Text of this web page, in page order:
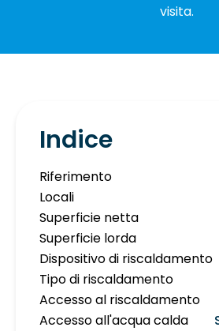
visita.
Indice
Riferimento
Locali
Superficie netta
Superficie lorda
Dispositivo di riscaldamento
Tipo di riscaldamento
Accesso al riscaldamento
Accesso all'acqua calda